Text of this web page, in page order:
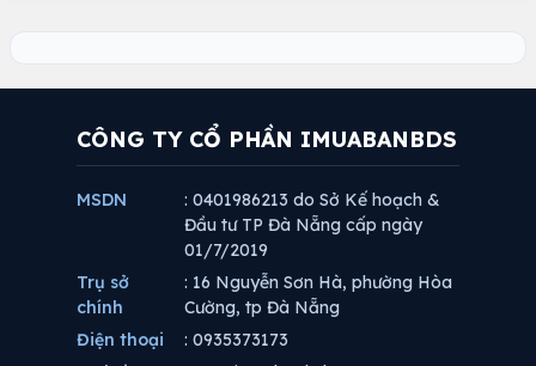
CÔNG TY CỔ PHẦN IMUABANBDS
MSDN
: 0401986213 do Sở Kế hoạch &
Đầu tư TP Đà Nẵng cấp ngày
01/7/2019
Trụ sở
chính
: 16 Nguyễn Sơn Hà, phường Hòa
Cường, tp Đà Nẵng
Điện thoại
: 0935373173